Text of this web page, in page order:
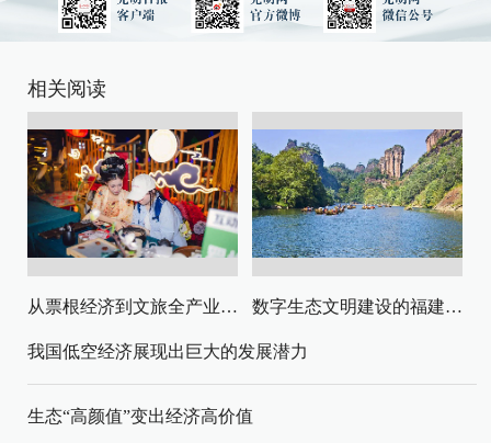
相关阅读
从票根经济到文旅全产业链升级 数字生态文明建设的福建路径与启示
我国低空经济展现出巨大的发展潜力
生态“高颜值”变出经济高价值